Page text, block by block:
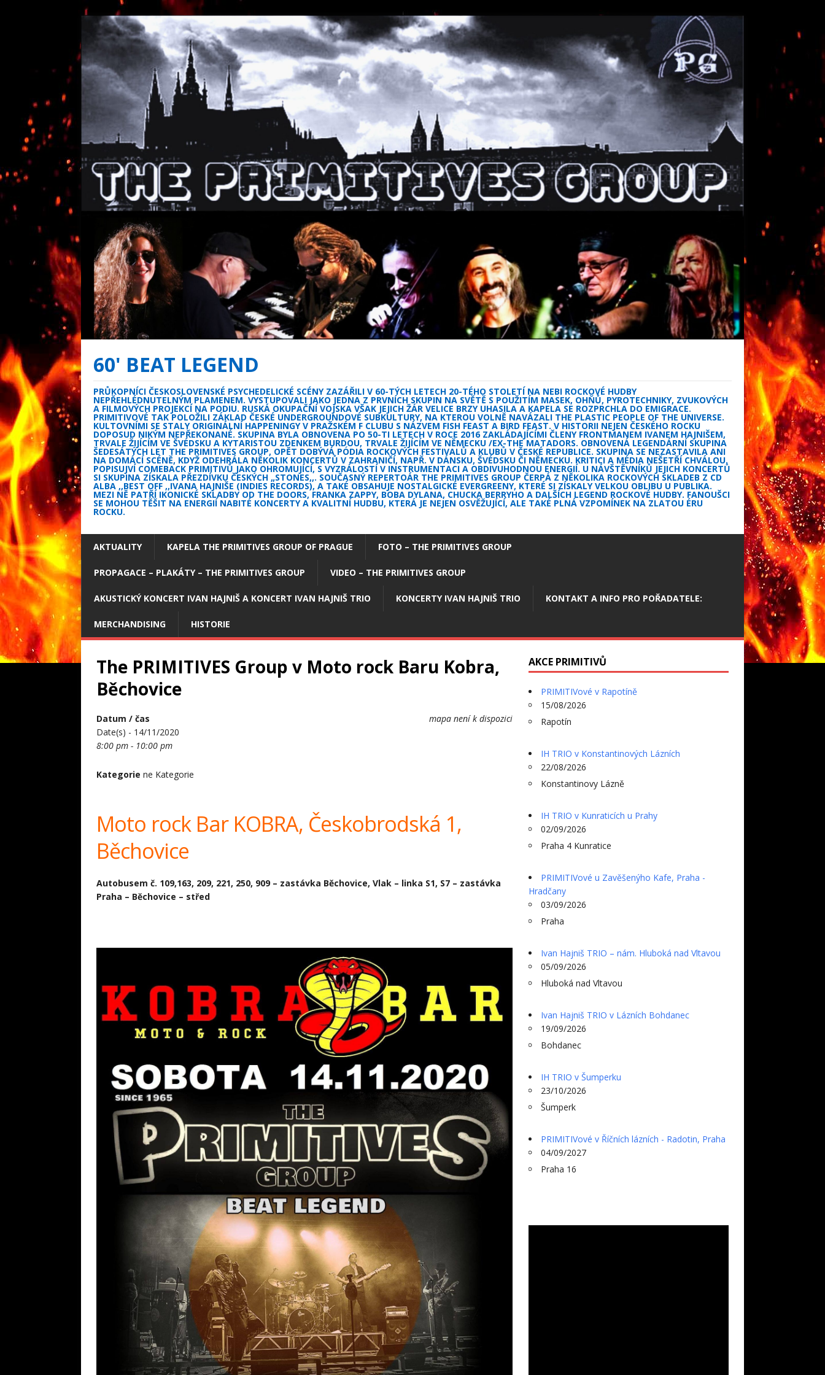
60' BEAT LEGEND
PRŮKOPNÍCI ČESKOSLOVENSKÉ PSYCHEDELICKÉ SCÉNY ZAZÁŘILI V 60-TÝCH LETECH 20-TÉHO STOLETÍ NA NEBI ROCKOVÉ HUDBY
NEPŘEHLÉDNUTELNÝM PLAMENEM. VYSTUPOVALI JAKO JEDNA Z PRVNÍCH SKUPIN NA SVĚTĚ S POUŽITÍM MASEK, OHŇŮ, PYROTECHNIKY, ZVUKOVÝCH
A FILMOVÝCH PROJEKCÍ NA PODIU. RUSKÁ OKUPAČNÍ VOJSKA VŠAK JEJICH ŽÁR VELICE BRZY UHASILA A KAPELA SE ROZPRCHLA DO EMIGRACE.
PRIMITIVOVÉ TAK POLOŽILI ZÁKLAD ČESKÉ UNDERGROUNDOVÉ SUBKULTURY, NA KTEROU VOLNĚ NAVÁZALI THE PLASTIC PEOPLE OF THE UNIVERSE.
KULTOVNÍMI SE STALY ORIGINÁLNÍ HAPPENINGY V PRAŽSKÉM F CLUBU S NÁZVEM FISH FEAST A BIRD FEAST. V HISTORII NEJEN ČESKÉHO ROCKU
DOPOSUD NIKÝM NEPŘEKONANÉ. SKUPINA BYLA OBNOVENA PO 50-TI LETECH V ROCE 2016 ZAKLÁDAJÍCÍMI ČLENY FRONTMANEM IVANEM HAJNIŠEM,
TRVALE ŽIJÍCÍM VE ŠVÉDSKU A KYTARISTOU ZDENKEM BURDOU, TRVALE ŽIJÍCÍM VE NĚMECKU /EX-THE MATADORS. OBNOVENÁ LEGENDÁRNÍ SKUPINA
ŠEDESÁTÝCH LET THE PRIMITIVES GROUP, OPĚT DOBÝVÁ PÓDIA ROCKOVÝCH FESTIVALŮ A KLUBŮ V ČESKÉ REPUBLICE. SKUPINA SE NEZASTAVILA ANI
NA DOMÁCÍ SCÉNĚ, KDYŽ ODEHRÁLA NĚKOLIK KONCERTŮ V ZAHRANIČÍ, NAPŘ. V DÁNSKU, ŠVÉDSKU ČI NĚMECKU. KRITICI A MÉDIA NEŠETŘÍ CHVÁLOU.
POPISUJVÍ COMEBACK PRIMITIVŮ JAKO OHROMUJÍCÍ, S VYZRÁLOSTÍ V INSTRUMENTACI A OBDIVUHODNOU ENERGIÍ. U NÁVŠTĚVNÍKŮ JEJICH KONCERTŮ
SI SKUPINA ZÍSKALA PŘEZDÍVKU ČESKÝCH „STONES,,. SOUČASNÝ REPERTOÁR THE PRIMITIVES GROUP ČERPÁ Z NĚKOLIKA ROCKOVÝCH SKLADEB Z CD
ALBA ,,BEST OFF ,,IVANA HAJNIŠE (INDIES RECORDS), A TAKÉ OBSAHUJE NOSTALGICKÉ EVERGREENY, KTERÉ SI ZÍSKALY VELKOU OBLIBU U PUBLIKA.
MEZI NĚ PATŘÍ IKONICKÉ SKLADBY OD THE DOORS, FRANKA ZAPPY, BOBA DYLANA, CHUCKA BERRYHO A DALŠÍCH LEGEND ROCKOVÉ HUDBY. FANOUŠCI
SE MOHOU TĚŠIT NA ENERGIÍ NABITÉ KONCERTY A KVALITNÍ HUDBU, KTERÁ JE NEJEN OSVĚŽUJÍCÍ, ALE TAKÉ PLNÁ VZPOMÍNEK NA ZLATOU ÉRU
ROCKU.
AKTUALITY KAPELA THE PRIMITIVES GROUP OF PRAGUE FOTO – THE PRIMITIVES GROUP
PROPAGACE – PLAKÁTY – THE PRIMITIVES GROUP VIDEO – THE PRIMITIVES GROUP
AKUSTICKÝ KONCERT IVAN HAJNIŠ A KONCERT IVAN HAJNIŠ TRIO KONCERTY IVAN HAJNIŠ TRIO KONTAKT A INFO PRO POŘADATELE:
MERCHANDISING HISTORIE
The PRIMITIVES Group v Moto rock Baru Kobra,
Běchovice
mapa není k dispozici
Datum / čas
Date(s) - 14/11/2020
8:00 pm - 10:00 pm
Kategorie ne Kategorie
Moto rock Bar KOBRA, Českobrodská 1,
Běchovice
Autobusem č. 109,163, 209, 221, 250, 909 – zastávka Běchovice, Vlak – linka S1, S7 – zastávka
Praha – Běchovice – střed
AKCE PRIMITIVŮ
PRIMITIVové v Rapotíně
15/08/2026
Rapotín
IH TRIO v Konstantinových Lázních
22/08/2026
Konstantinovy Lázně
IH TRIO v Kunraticích u Prahy
02/09/2026
Praha 4 Kunratice
PRIMITIVové u Zavěšenýho Kafe, Praha -
Hradčany
03/09/2026
Praha
Ivan Hajniš TRIO – nám. Hluboká nad Vltavou
05/09/2026
Hluboká nad Vltavou
Ivan Hajniš TRIO v Lázních Bohdanec
19/09/2026
Bohdanec
IH TRIO v Šumperku
23/10/2026
Šumperk
PRIMITIVové v Říčních lázních - Radotin, Praha
04/09/2027
Praha 16